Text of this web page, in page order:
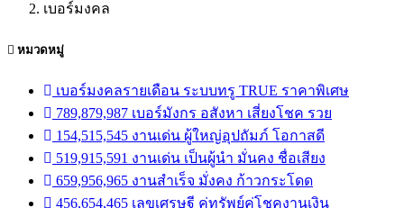
เบอร์มงคล
หมวดหมู่
เบอร์มงคลรายเดือน ระบบทรู TRUE ราคาพิเศษ
789,879,987 เบอร์มังกร อสังหา เสี่ยงโชค รวย
154,515,545 งานเด่น ผู้ใหญ่อุปถัมภ์ โอกาสดี
519,915,591 งานเด่น เป็นผู้นำ มั่นคง ชื่อเสียง
659,956,965 งานสำเร็จ มั่งคง ก้าวกระโดด
456,654,465 เลขเศรษฐี คู่ทรัพย์คู่โชคงานเงิน